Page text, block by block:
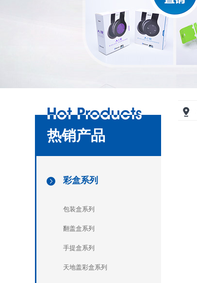
热销产品
彩盒系列
包装盒系列
翻盖盒系列
手提盒系列
天地盖彩盒系列